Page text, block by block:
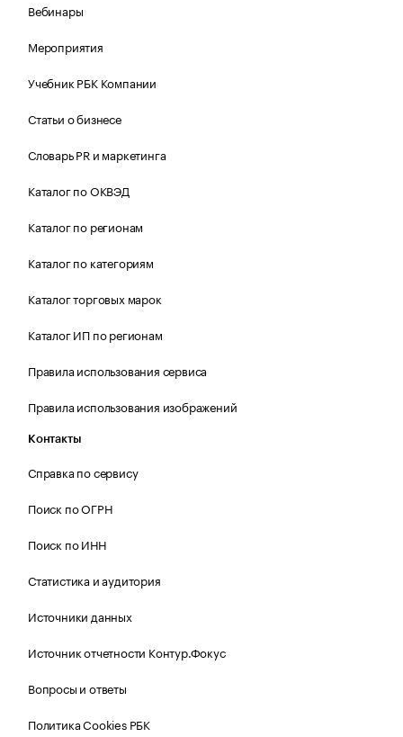
Вебинары
Мероприятия
Учебник РБК Компании
Статьи о бизнесе
Словарь PR и маркетинга
Каталог по ОКВЭД
Каталог по регионам
Каталог по категориям
Каталог торговых марок
Каталог ИП по регионам
Правила использования сервиса
Правила использования изображений
Контакты
Справка по сервису
Поиск по ОГРН
Поиск по ИНН
Статистика и аудитория
Источники данных
Источник отчетности Контур.Фокус
Вопросы и ответы
Политика Cookies РБК